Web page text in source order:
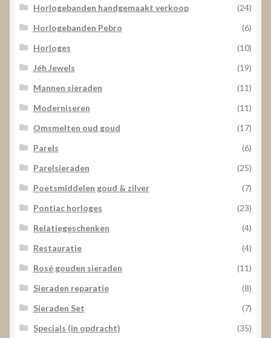
Horlogebanden handgemaakt verkoop
(24)
Horlogebanden Pebro
(6)
Horloges
(10)
Jéh Jewels
(19)
Mannen sieraden
(11)
Moderniseren
(11)
Omsmelten oud goud
(17)
Parels
(6)
Parelsieraden
(25)
Poetsmiddelen goud & zilver
(7)
Pontiac horloges
(23)
Relatiegeschenken
(4)
Restauratie
(4)
Rosé gouden sieraden
(11)
Sieraden reparatie
(8)
Sieraden Set
(7)
Specials (in opdracht)
(35)